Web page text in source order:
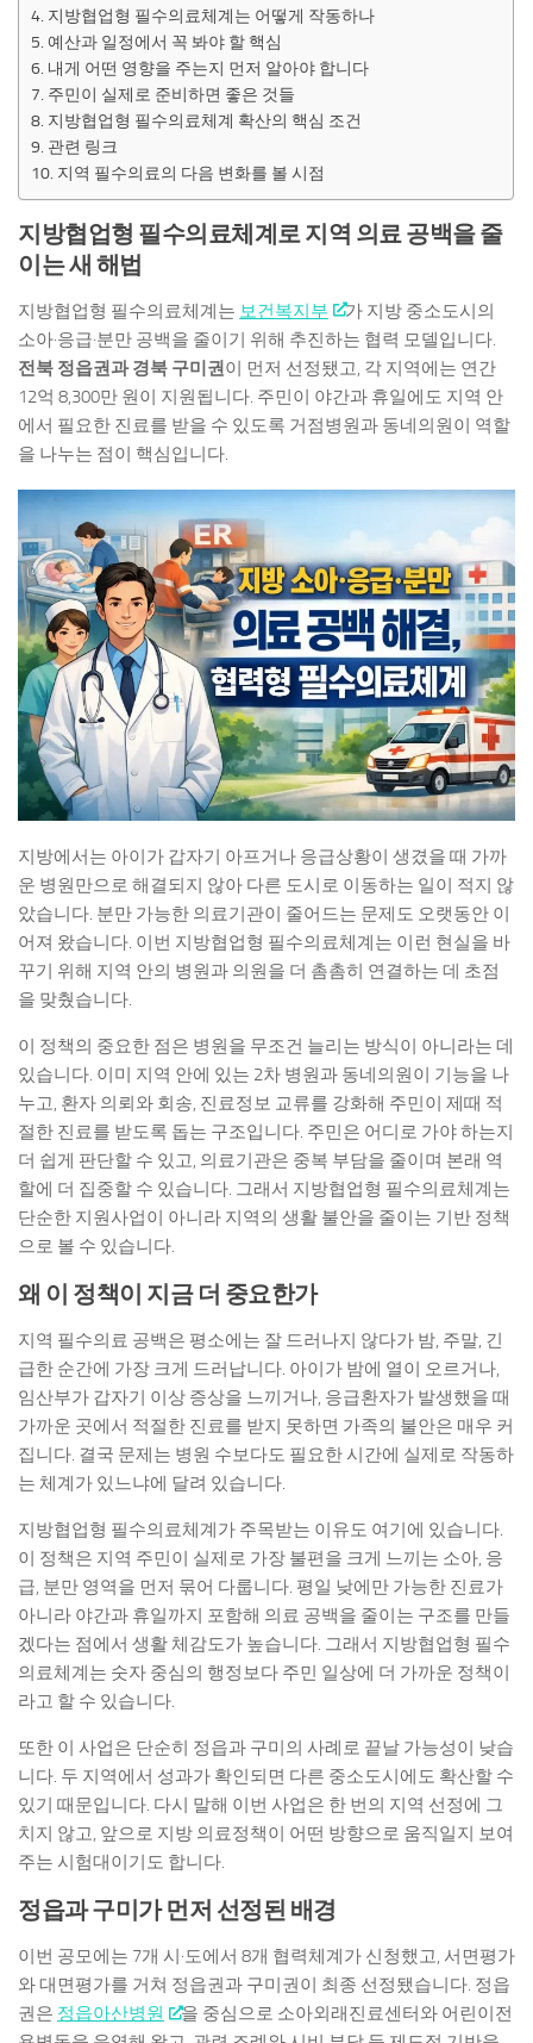
지방협업형 필수의료체계는 어떻게 작동하나
예산과 일정에서 꼭 봐야 할 핵심
내게 어떤 영향을 주는지 먼저 알아야 합니다
주민이 실제로 준비하면 좋은 것들
지방협업형 필수의료체계 확산의 핵심 조건
관련 링크
지역 필수의료의 다음 변화를 볼 시점
지방협업형 필수의료체계로 지역 의료 공백을 줄
이는 새 해법
지방협업형 필수의료체계는 보건복지부
가 지방 중소도시의
소아·응급·분만 공백을 줄이기 위해 추진하는 협력 모델입니다.
전북 정읍권과 경북 구미권 이 먼저 선정됐고, 각 지역에는 연간
12억 8,300만 원이 지원됩니다. 주민이 야간과 휴일에도 지역 안
에서 필요한 진료를 받을 수 있도록 거점병원과 동네의원이 역할
을 나누는 점이 핵심입니다.
지방에서는 아이가 갑자기 아프거나 응급상황이 생겼을 때 가까
운 병원만으로 해결되지 않아 다른 도시로 이동하는 일이 적지 않
았습니다. 분만 가능한 의료기관이 줄어드는 문제도 오랫동안 이
어져 왔습니다. 이번 지방협업형 필수의료체계는 이런 현실을 바
꾸기 위해 지역 안의 병원과 의원을 더 촘촘히 연결하는 데 초점
을 맞췄습니다.
이 정책의 중요한 점은 병원을 무조건 늘리는 방식이 아니라는 데
있습니다. 이미 지역 안에 있는 2차 병원과 동네의원이 기능을 나
누고, 환자 의뢰와 회송, 진료정보 교류를 강화해 주민이 제때 적
절한 진료를 받도록 돕는 구조입니다. 주민은 어디로 가야 하는지
더 쉽게 판단할 수 있고, 의료기관은 중복 부담을 줄이며 본래 역
할에 더 집중할 수 있습니다. 그래서 지방협업형 필수의료체계는
단순한 지원사업이 아니라 지역의 생활 불안을 줄이는 기반 정책
으로 볼 수 있습니다.
왜 이 정책이 지금 더 중요한가
지역 필수의료 공백은 평소에는 잘 드러나지 않다가 밤, 주말, 긴
급한 순간에 가장 크게 드러납니다. 아이가 밤에 열이 오르거나,
임산부가 갑자기 이상 증상을 느끼거나, 응급환자가 발생했을 때
가까운 곳에서 적절한 진료를 받지 못하면 가족의 불안은 매우 커
집니다. 결국 문제는 병원 수보다도 필요한 시간에 실제로 작동하
는 체계가 있느냐에 달려 있습니다.
지방협업형 필수의료체계가 주목받는 이유도 여기에 있습니다.
이 정책은 지역 주민이 실제로 가장 불편을 크게 느끼는 소아, 응
급, 분만 영역을 먼저 묶어 다룹니다. 평일 낮에만 가능한 진료가
아니라 야간과 휴일까지 포함해 의료 공백을 줄이는 구조를 만들
겠다는 점에서 생활 체감도가 높습니다. 그래서 지방협업형 필수
의료체계는 숫자 중심의 행정보다 주민 일상에 더 가까운 정책이
라고 할 수 있습니다.
또한 이 사업은 단순히 정읍과 구미의 사례로 끝날 가능성이 낮습
니다. 두 지역에서 성과가 확인되면 다른 중소도시에도 확산할 수
있기 때문입니다. 다시 말해 이번 사업은 한 번의 지역 선정에 그
치지 않고, 앞으로 지방 의료정책이 어떤 방향으로 움직일지 보여
주는 시험대이기도 합니다.
정읍과 구미가 먼저 선정된 배경
이번 공모에는 7개 시·도에서 8개 협력체계가 신청했고, 서면평가
와 대면평가를 거쳐 정읍권과 구미권이 최종 선정됐습니다. 정읍
권은 정읍아산병원
을 중심으로 소아외래진료센터와 어린이전